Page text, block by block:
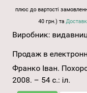
плюс до вартості
40 грн.) та
Виробник:
Продаж в
Франко Іван.
2008. – 54 с.: іл.